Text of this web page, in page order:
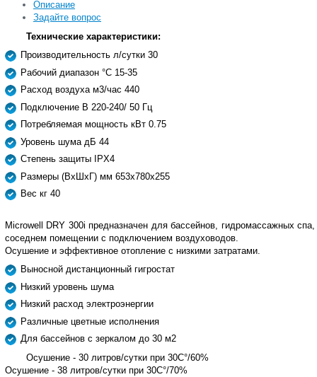
Описание
Задайте вопрос
Технические характеристики:
Производительность л/сутки 30
Рабочий диапазон °С 15-35
Расход воздуха м3/час 440
Подключение В 220-240/ 50 Гц
Потребляемая мощность кВт 0.75
Уровень шума дБ 44
Степень защиты IPX4
Размеры (ВxШxГ) мм 653x780x255
Вес кг 40
Microwell DRY 300i предназначен для бассейнов, гидромассажных
соседнем помещении с подключением воздуховодов.
Осушение и эффективное отопление с низкими затратами.
Выносной дистанционный гигростат
Низкий уровень шума
Низкий расход электроэнергии
Различные цветные исполнения
Для бассейнов с зеркалом до 30 м2
Осушение - 30 литров/сутки при 30С°/60%
Осушение - 38 литров/сутки при 30С°/70%